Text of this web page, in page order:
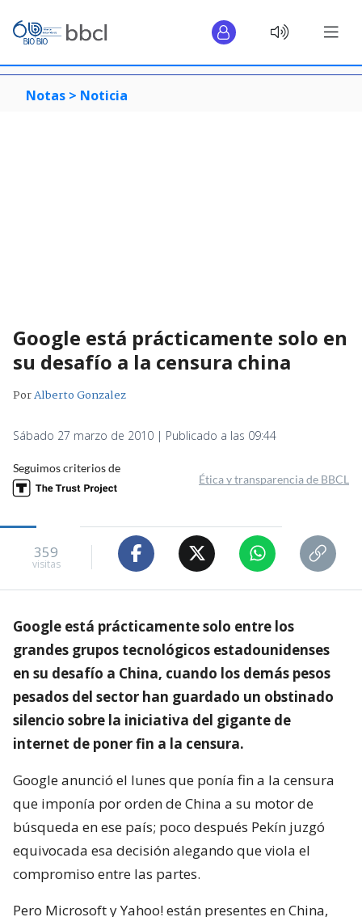
Notas > Noticia
Google está prácticamente solo en
su desafío a la censura china
PorAlberto Gonzalez
Sábado 27 marzo de 2010 | Publicado a las 09:44
Seguimos criterios de
Ética y transparencia de BBCL
359
visitas
Google está prácticamente solo entre los
grandes grupos tecnológicos estadounidenses
en su desafío a China, cuando los demás pesos
pesados del sector han guardado un obstinado
silencio sobre la iniciativa del gigante de
internet de poner fin a la censura.
Google anunció el lunes que ponía fin a la censura
que imponía por orden de China a su motor de
búsqueda en ese país; poco después Pekín juzgó
equivocada esa decisión alegando que viola el
compromiso entre las partes.
Pero Microsoft y Yahoo! están presentes en China,